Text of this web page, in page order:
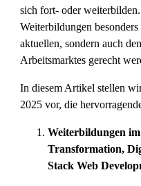
sich fort- oder
Weiterbildungen
aktuellen, sondern auch
Arbeitsmarktes gerecht
In diesem Artikel stellen
2025 vor, die
Weiterbildungen
Transformation,
Stack Web